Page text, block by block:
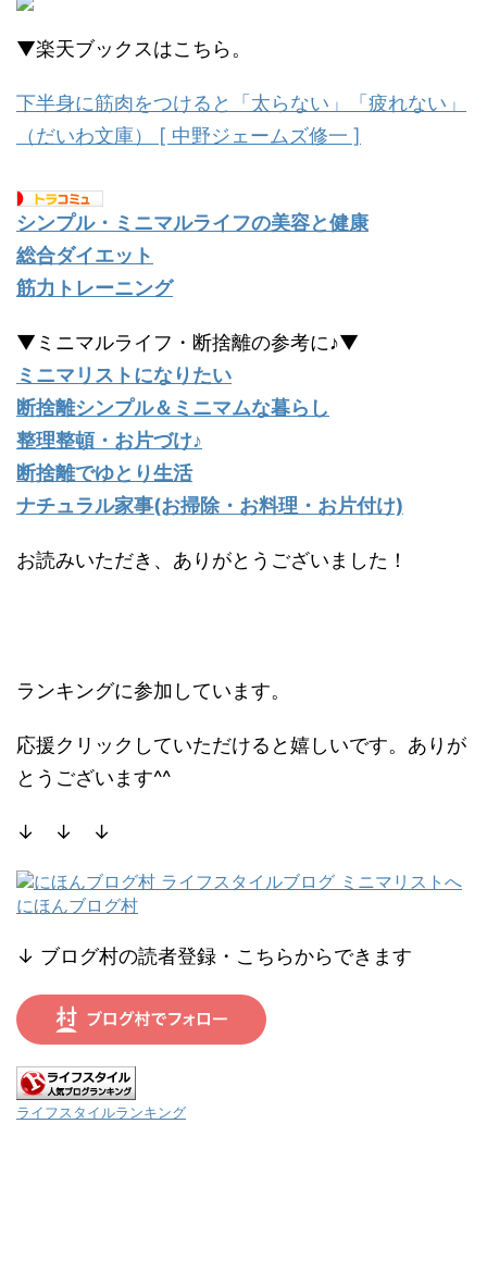
▼楽天ブックスはこちら。
下半身に筋肉をつけると「太らない」「疲れない」
（だいわ文庫） [ 中野ジェームズ修一 ]
シンプル・ミニマルライフの美容と健康
総合ダイエット
筋力トレーニング
▼ミニマルライフ・断捨離の参考に♪▼
ミニマリストになりたい
断捨離シンプル＆ミニマムな暮らし
整理整頓・お片づけ♪
断捨離でゆとり生活
ナチュラル家事(お掃除・お料理・お片付け)
お読みいただき、ありがとうございました！
ランキングに参加しています。
応援クリックしていただけると嬉しいです。ありが
とうございます^^
↓ ↓ ↓
にほんブログ村
↓ ブログ村の読者登録・こちらからできます
ライフスタイルランキング